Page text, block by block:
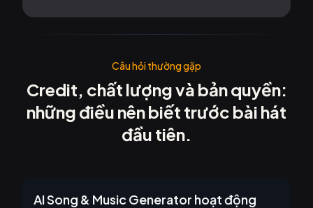
Câu hỏi thường gặp
Credit, chất lượng và bản quyền:
những điều nên biết trước bài hát
đầu tiên.
AI Song & Music Generator hoạt động